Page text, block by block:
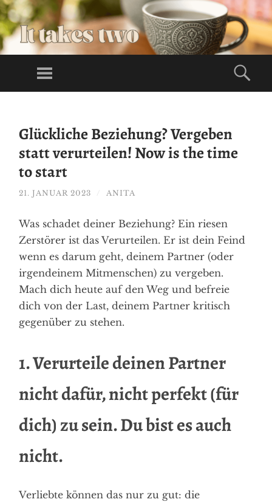
LI
OF
GO
Lives Full Of
Menü
SPRINGEN
Glückliche Beziehung? Vergeben
statt verurteilen! Now is the time
to start
21. JANUAR 2023 ANITA
Was schadet deiner Beziehung? Ein riesen
Zerstörer ist das Verurteilen. Er ist dein Feind
wenn es darum geht, deinem Partner (oder
irgendeinem Mitmenschen) zu vergeben.
Mach dich heute auf den Weg und befreie
dich von der Last, deinem Partner kritisch
gegenüber zu stehen.
1. Verurteile deinen Partner
nicht dafür, nicht perfekt (für
dich) zu sein. Du bist es auch
nicht.
Verliebte können das nur zu gut: die